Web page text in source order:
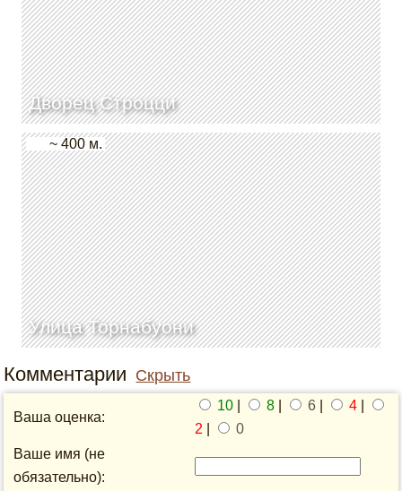
Дворец Строцци
Улица Торнабуони
~ 400 м.
Комментарии Скрыть
Ваша оценка:
10 8 6 4
2
0
Ваше имя (не
обязательно):